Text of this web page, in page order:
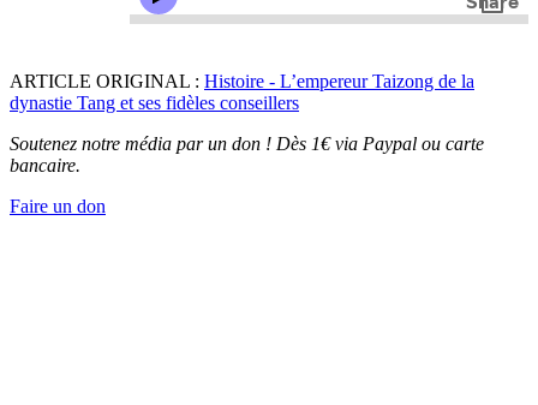
ARTICLE ORIGINAL : Histoire - L’empereur Taizong de la
dynastie Tang et ses fidèles conseillers
Soutenez notre média par un don ! Dès 1€ via Paypal ou carte
bancaire.
Faire un don